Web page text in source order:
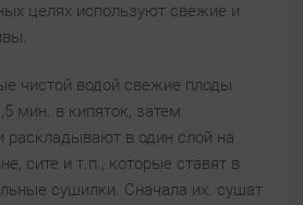
целях используют свежие и
чистой водой свежие плоды
мин. в кипяток, затем
раскладывают в один слой на
сите и т.п., которые ставят в
сушилки. Сначала их. сушат